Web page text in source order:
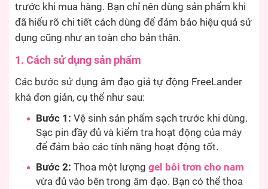
trước khi mua hàng. Bạn chỉ nên dùng sản phẩm khi
đã hiểu rõ chi tiết cách dùng để đảm bảo hiệu quả sử
dụng cũng như an toàn cho bản thân.
1. Cách sử dụng sản phẩm
Các bước sử dụng âm đạo giả tự động FreeLander
khá đơn giản, cụ thể như sau:
Bước 1: Vệ sinh sản phẩm sạch trước khi dùng.
Sạc pin đầy đủ và kiểm tra hoạt động của máy
để đảm bảo các tính năng hoạt động tốt.
Bước 2: Thoa một lượng gel bôi trơn cho nam
vừa đủ vào bên trong âm đạo. Bạn có thể thoa